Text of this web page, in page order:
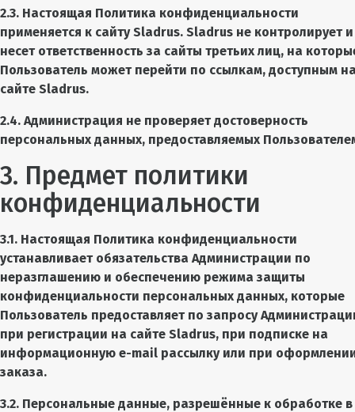
2.3. Настоящая Политика конфиденциальности
применяется к сайту Sladrus. Sladrus не контролирует
несет ответственность за сайты третьих лиц, на
Пользователь может перейти по ссылкам, доступным
сайте Sladrus.
2.4. Администрация не проверяет достоверность
персональных данных, предоставляемых
3. Предмет политики
конфиденциальности
3.1. Настоящая Политика конфиденциальности
устанавливает обязательства Администрации по
неразглашению и обеспечению режима защиты
конфиденциальности персональных данных, которые
Пользователь предоставляет по запросу
при регистрации на сайте Sladrus, при подписке на
информационную e-mail рассылку или при
заказа.
3.2. Персональные данные, разрешённые к обработке в